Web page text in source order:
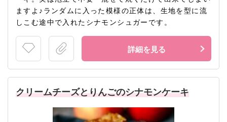
ますよ♪ランダムに入った模様の正体は、生地を型に流
しこむ途中で入れたシナモンシュガーです。
詳細を見る
クリームチーズとりんごのシナモンケーキ